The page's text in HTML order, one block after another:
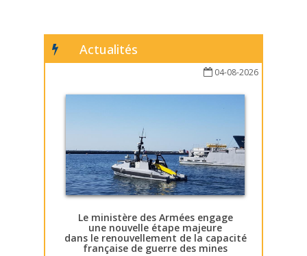
Actualités
04-08-2026
Le ministère des Armées engage
une nouvelle étape majeure
dans le renouvellement de la capacité
française de guerre des mines